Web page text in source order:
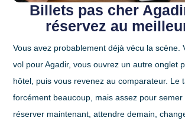
Billets pas cher
réservez au
Vous avez probablement déjà vécu la scène.
vol pour Agadir, vous ouvrez un autre onglet
hôtel, puis vous revenez au comparateur. Le
forcément beaucoup, mais assez pour
réserver maintenant, attendre demain,